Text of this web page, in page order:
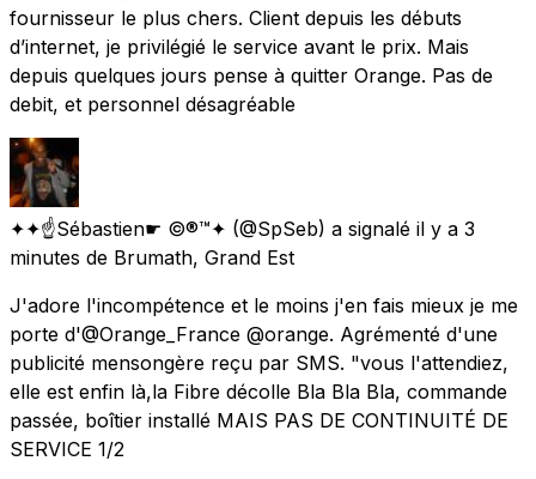
fournisseur le plus chers. Client depuis les débuts
d’internet, je privilégié le service avant le prix. Mais
depuis quelques jours pense à quitter Orange. Pas de
debit, et personnel désagréable
✦✦☝Sébastien☛ ©®™✦ (@SpSeb) a signalé il y a 3
minutes de Brumath, Grand Est
J'adore l'incompétence et le moins j'en fais mieux je me
porte d'@Orange_France @orange. Agrémenté d'une
publicité mensongère reçu par SMS. "vous l'attendiez,
elle est enfin là,la Fibre décolle Bla Bla Bla, commande
passée, boîtier installé MAIS PAS DE CONTINUITÉ DE
SERVICE 1/2